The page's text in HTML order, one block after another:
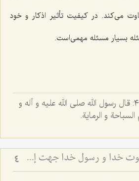
می‌کند. در کیفیت تأثیر اذکار و خود
بسیار مسئله مهمی‌است.
الكافى، ج ٦، ص ٤٧: قال رسول الله صلى الله عليه و آله و
و الرماية.
ضرورت اجابت دعوت خدا و رسول خدا جهت إحیاء قلوب 4